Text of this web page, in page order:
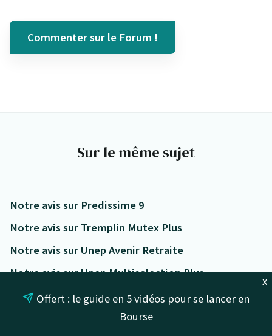
Commenter sur le Forum !
Sur le même sujet
Notre avis sur Predissime 9
Notre avis sur Tremplin Mutex Plus
Notre avis sur Unep Avenir Retraite
Notre avis sur Unep Multiselection Plus
Notre avis sur Batiretraite Multicompte
Notre avis sur Carissime Par Transferts
x
Offert : le guide en 5 vidéos pour se lancer en
Bourse